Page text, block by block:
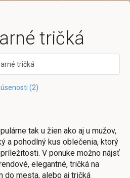
tričká
tričká
(2)
tak u žien ako aj u mužov,
a pohodlný kus oblečenia, ktorý
V ponuke možno nájsť
elegantné, tričká na
do mesta, alebo aj tričká